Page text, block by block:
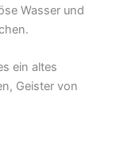
Wasser und
ein altes
Geister von